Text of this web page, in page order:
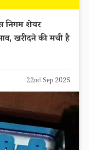
निगम शेयर
खरीदने की मची है
22nd Sep 2025